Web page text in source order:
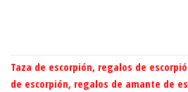
Taza de escorpión, regalos de
de escorpión, regalos de amante de